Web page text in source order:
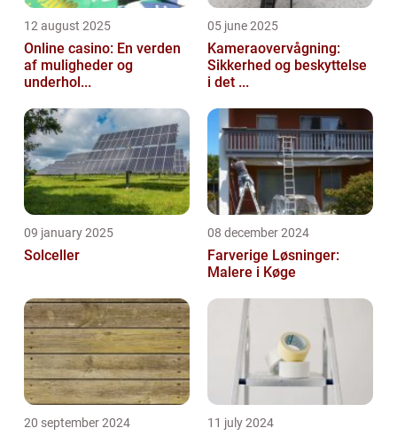
12 august 2025
Online casino: En verden
af muligheder og
underhol...
05 june 2025
Kameraovervågning:
Sikkerhed og beskyttelse
i det ...
09 january 2025
Solceller
08 december 2024
Farverige Løsninger:
Malere i Køge
20 september 2024 11 july 2024